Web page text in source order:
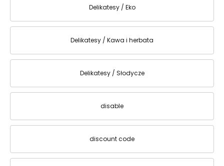
Delikatesy / Eko
Delikatesy / Kawa i herbata
Delikatesy / Słodycze
disable
discount code